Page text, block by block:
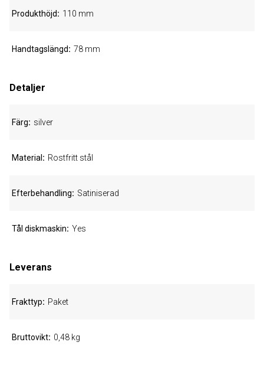
Produkthöjd 110 mm
Handtagslängd 78 mm
Detaljer
Färg silver
Material Rostfritt stål
Efterbehandling Satiniserad
Tål diskmaskin Yes
Leverans
Frakttyp Paket
Bruttovikt 0,48 kg